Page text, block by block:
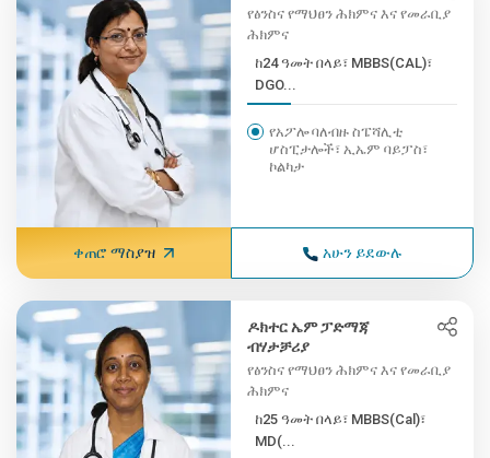
የፅንስና የማህፀን ሕክምና እና የመራቢያ
ሕክምና
ከ24 ዓመት በላይ፣ MBBS(CAL)፣
DGO...
የአፖሎ ባለብዙ ስፔሻሊቲ
ሆስፒታሎች፣ ኢኤም ባይፓስ፣
ኮልካታ
ቀጠሮ ማስያዝ አሁን ይደውሉ
ዶክተር ኤም ፓድማጃ
ብሃታቻሪያ
የፅንስና የማህፀን ሕክምና እና የመራቢያ
ሕክምና
ከ25 ዓመት በላይ፣ MBBS(Cal)፣
MD(...